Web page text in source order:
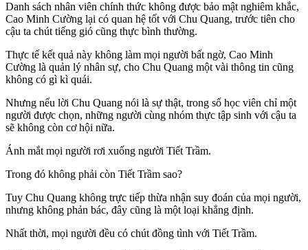
Danh sách nhân viên chính thức không được bảo mật nghiêm khắc,
Cao Minh Cường lại có quan hệ tốt với Chu Quang, trước tiên cho
cậu ta chút tiếng gió cũng thực bình thường.
Thực tế kết quả này không làm mọi người bất ngờ, Cao Minh
Cường là quản lý nhân sự, cho Chu Quang một vài thông tin cũng
không có gì kì quái.
Nhưng nếu lời Chu Quang nói là sự thật, trong số học viên chỉ một
người được chọn, những người cùng nhóm thực tập sinh với cậu ta
sẽ không còn cơ hội nữa.
Ánh mắt mọi người rơi xuống người Tiết Trầm.
Trong đó không phải còn Tiết Trầm sao?
Tuy Chu Quang không trực tiếp thừa nhận suy đoán của mọi người,
nhưng không phản bác, đây cũng là một loại khẳng định.
Nhất thời, mọi người đều có chút đồng tình với Tiết Trầm.